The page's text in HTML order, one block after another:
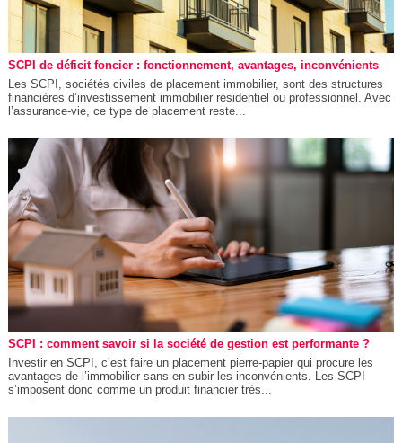
SCPI de déficit foncier : fonctionnement, avantages, inconvénients
Les SCPI, sociétés civiles de placement immobilier, sont des structures
financières d’investissement immobilier résidentiel ou professionnel. Avec
l’assurance-vie, ce type de placement reste...
SCPI : comment savoir si la société de gestion est performante ?
Investir en SCPI, c’est faire un placement pierre-papier qui procure les
avantages de l’immobilier sans en subir les inconvénients. Les SCPI
s’imposent donc comme un produit financier très...